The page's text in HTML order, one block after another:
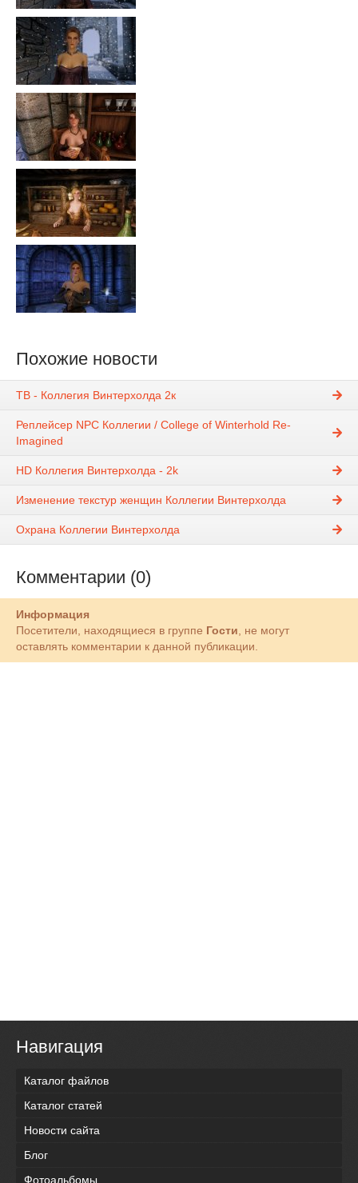
Похожие новости
TB - Коллегия Винтерхолда 2к
Реплейсер NPC Коллегии / College of Winterhold Re-
Imagined
HD Коллегия Винтерхолда - 2k
Изменение текстур женщин Коллегии Винтерхолда
Охрана Коллегии Винтерхолда
Комментарии (0)
Информация
Посетители, находящиеся в группе Гости, не могут
оставлять комментарии к данной публикации.
Навигация
Каталог файлов
Каталог статей
Новости сайта
Блог
Фотоальбомы